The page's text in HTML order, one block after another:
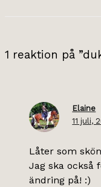
1 reaktion på
Elaine
11 juli,
Låter som
Jag ska också
ändring på! :)